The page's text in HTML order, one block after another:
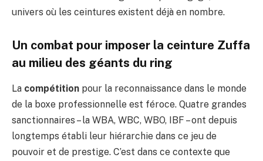
univers où les ceintures existent déjà en nombre.
Un combat pour imposer la ceinture Zuffa
au milieu des géants du ring
La compétition pour la reconnaissance dans le monde
de la boxe professionnelle est féroce. Quatre grandes
sanctionnaires – la WBA, WBC, WBO, IBF – ont depuis
longtemps établi leur hiérarchie dans ce jeu de
pouvoir et de prestige. C’est dans ce contexte que